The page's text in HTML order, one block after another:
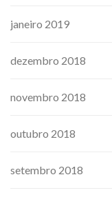
janeiro 2019
dezembro 2018
novembro 2018
outubro 2018
setembro 2018